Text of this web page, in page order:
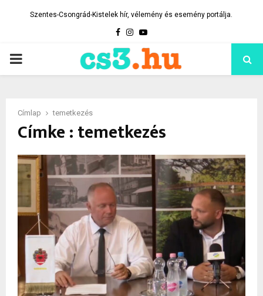
Szentes-Csongrád-Kistelek hír, vélemény és esemény portálja.
Facebook
Instagram
Youtube
PRIMARY
Címlap temetkezés
Címke : temetkezés